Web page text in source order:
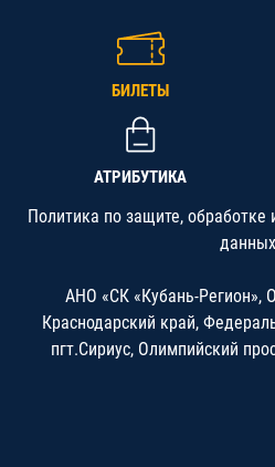
БИЛЕТЫ
АТРИБУТИКА
Политика по защите,
данных
АНО «СК «Кубань-Регион»,
Краснодарский край,
пгт.Сириус, Олимпийский